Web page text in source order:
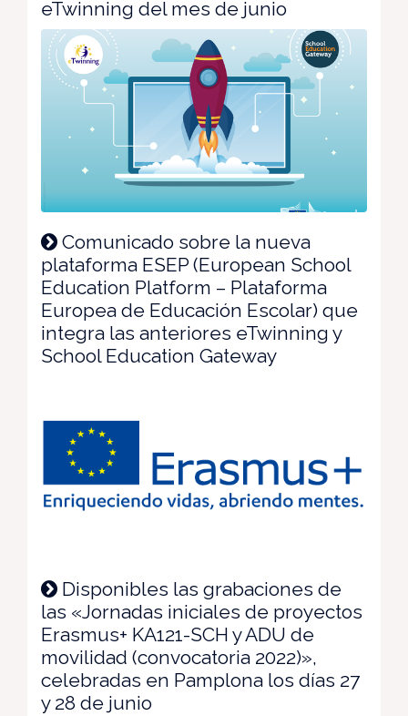
eTwinning del mes de junio
Comunicado sobre la nueva
plataforma ESEP (European School
Education Platform – Plataforma
Europea de Educación Escolar) que
integra las anteriores eTwinning y
School Education Gateway
Disponibles las grabaciones de
las «Jornadas iniciales de proyectos
Erasmus+ KA121-SCH y ADU de
movilidad (convocatoria 2022)»,
celebradas en Pamplona los días 27
y 28 de junio